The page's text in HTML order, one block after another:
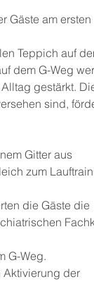
Gäste am ersten
Teppich auf
dem G-Weg
gestärkt.
sind,
Gitter aus
zum
die Gäste die
G-Weg.
Aktivierung der